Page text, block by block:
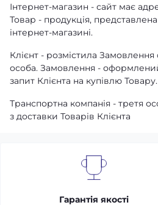
Інтернет-магазин - сайт має
Товар - продукція,
інтернет-магазині.
Клієнт - розмістила
особа. Замовлення -
запит Клієнта на купівлю Товару.
Транспортна компанія - третя
з доставки Товарів Клієнта
Гарантія якості